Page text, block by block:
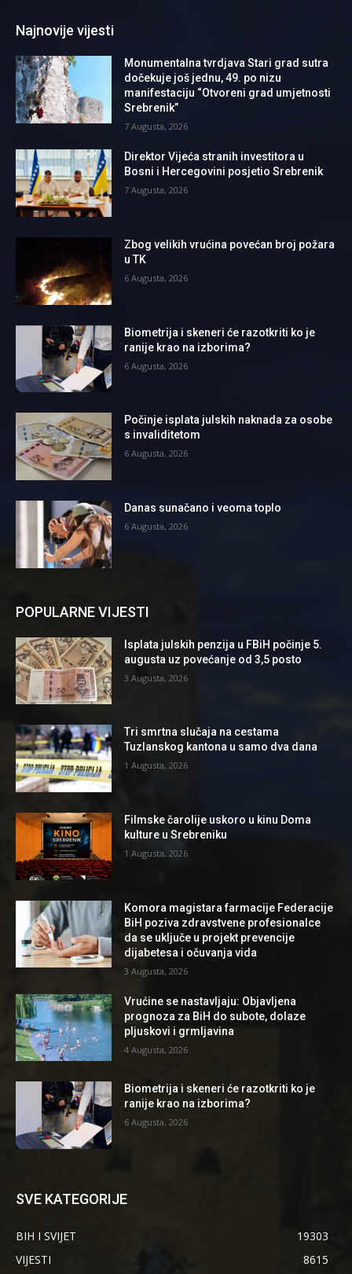
Najnovije vijesti
Monumentalna tvrdjava Stari grad sutra
dočekuje još jednu, 49. po nizu
manifestaciju “Otvoreni grad umjetnosti
Srebrenik”
7 Augusta, 2026
Direktor Vijeća stranih investitora u
Bosni i Hercegovini posjetio Srebrenik
7 Augusta, 2026
Zbog velikih vrućina povećan broj požara
u TK
6 Augusta, 2026
Biometrija i skeneri će razotkriti ko je
ranije krao na izborima?
6 Augusta, 2026
Počinje isplata julskih naknada za osobe
s invaliditetom
6 Augusta, 2026
Danas sunačano i veoma toplo
6 Augusta, 2026
POPULARNE VIJESTI
Isplata julskih penzija u FBiH počinje 5.
augusta uz povećanje od 3,5 posto
3 Augusta, 2026
Tri smrtna slučaja na cestama
Tuzlanskog kantona u samo dva dana
1 Augusta, 2026
Filmske čarolije uskoro u kinu Doma
kulture u Srebreniku
1 Augusta, 2026
Komora magistara farmacije Federacije
BiH poziva zdravstvene profesionalce
da se uključe u projekt prevencije
dijabetesa i očuvanja vida
3 Augusta, 2026
Vrućine se nastavljaju: Objavljena
prognoza za BiH do subote, dolaze
pljuskovi i grmljavina
4 Augusta, 2026
Biometrija i skeneri će razotkriti ko je
ranije krao na izborima?
6 Augusta, 2026
SVE KATEGORIJE
BIH I SVIJET
19303
VIJESTI
8615